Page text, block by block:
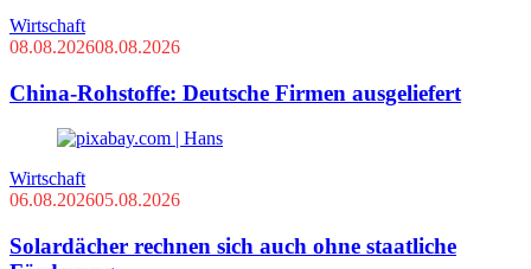
Wirtschaft
08.08.202608.08.2026
China-Rohstoffe: Deutsche Firmen ausgeliefert
Wirtschaft
06.08.202605.08.2026
Solardächer rechnen sich auch ohne staatliche